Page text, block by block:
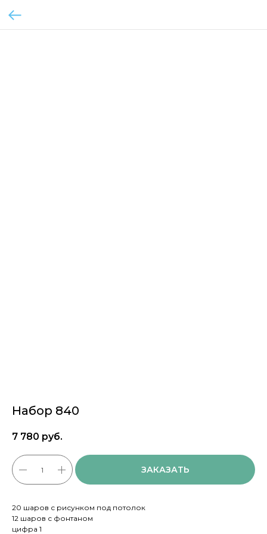
Набор 840
7 780 руб.
ЗАКАЗАТЬ
20 шаров с рисунком под потолок
12 шаров с фонтаном
цифра 1